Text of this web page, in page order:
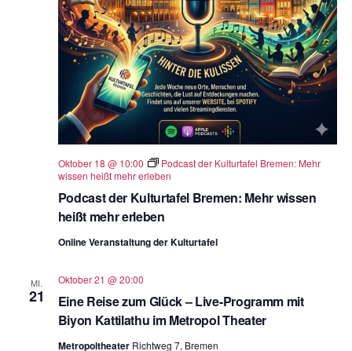
Podcast der Kulturtafel Bremen: Mehr wissen
heißt mehr erleben
Oktober 18 @ 10:00
Podcast der Kulturtafel Bremen: Mehr
wissen heißt mehr erleben
Online Veranstaltung der Kulturtafel
MI.
21
Eine Reise zum Glück – Live-Programm mit
Biyon Kattilathu im Metropol Theater
Oktober 21 @ 20:00
Metropoltheater Richtweg 7, Bremen